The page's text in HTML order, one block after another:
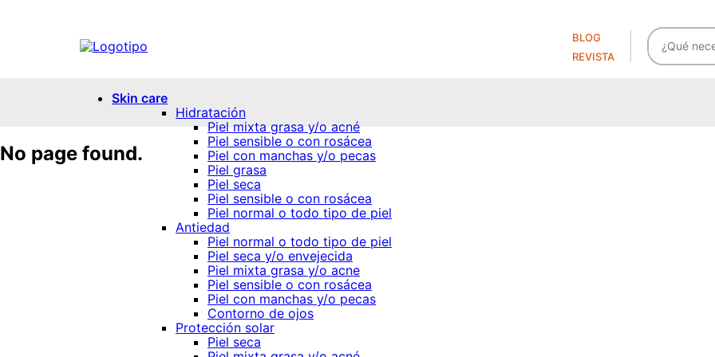
BLOG
REVISTA
Skin care
Hidratación
Piel mixta grasa y/o acné
Piel sensible o con rosácea
Piel con manchas y/o pecas
Piel grasa
Piel seca
Piel sensible o con rosácea
Piel normal o todo tipo de piel
Antiedad
Piel normal o todo tipo de piel
Piel seca y/o envejecida
Piel mixta grasa y/o acne
Piel sensible o con rosácea
Piel con manchas y/o pecas
Contorno de ojos
Protección solar
Piel seca
No page found.